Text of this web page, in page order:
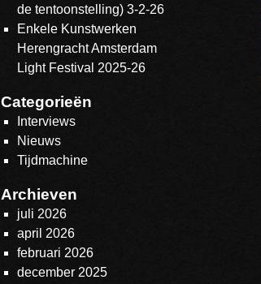
de tentoonstelling) 3-2-26
Enkele Kunstwerken
Herengracht Amsterdam
Light Festival 2025-26
Categorieën
Interviews
Nieuws
Tijdmachine
Archieven
juli 2026
april 2026
februari 2026
december 2025